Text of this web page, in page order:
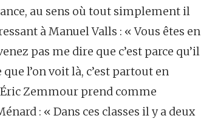
au sens où tout simplement il
à Manuel Valls : « Vous êtes en
pas me dire que c’est parce qu’il
l’on voit là, c’est partout en
Éric Zemmour prend comme
: « Dans ces classes il y a deux